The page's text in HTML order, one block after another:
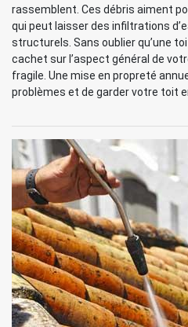
rassemblent. Ces débris aiment
qui peut laisser des infiltrations
structurels. Sans oublier qu’une
cachet sur l’aspect général de
fragile. Une mise en propreté
problèmes et de garder votre toit